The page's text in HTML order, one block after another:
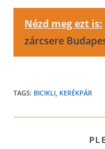
Nézd meg ezt is:
zárcsere
TAGS: BICIKLI, KERÉKPÁR